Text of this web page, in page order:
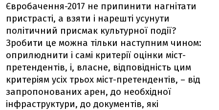
Євробачення-2017 не припинити нагнітати
пристрасті, а взяти і нарешті усунути
політичний присмак культурної події?
Зробити це можна тільки наступним чином:
оприлюднити і самі критерії оцінки міст-
претендентів, і, власне, відповідність цим
критеріям усіх трьох міст-претендентів, – від
запропонованих арен, до необхідної
інфраструктури, до документів, які